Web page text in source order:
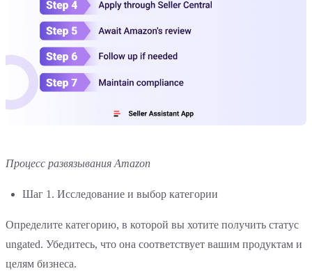
Процесс развязывания Amazon
Шаг 1. Исследование и выбор категории
Определите категорию, в которой вы хотите получить статус
ungated. Убедитесь, что она соответствует вашим продуктам и
целям бизнеса.